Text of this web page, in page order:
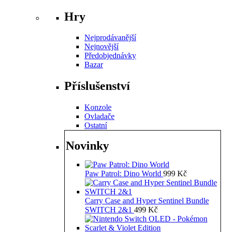
Hry
Nejprodávanější
Nejnovější
Předobjednávky
Bazar
Příslušenství
Konzole
Ovladače
Ostatní
Novinky
Paw Patrol: Dino World 999 Kč
Carry Case and Hyper Sentinel Bundle
SWITCH 2&1 499 Kč